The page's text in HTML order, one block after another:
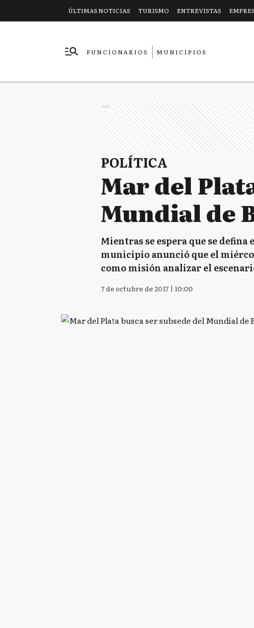
ÚLTIMAS NOTICIAS TURISMO ENTREVISTAS
FUNCIONARIOS
MUNICIPIOS
Ads
POLÍTICA
Mar del
Mundial de
Mientras se espera que se
municipio anunció que el
como misión analizar el
7 de octubre de 2017 | 10:00